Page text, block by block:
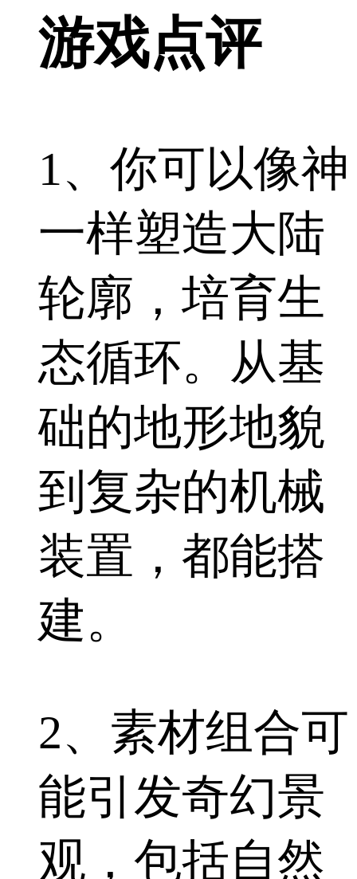
游戏点评
1、你可以像神
一样塑造大陆
轮廓，培育生
态循环。从基
础的地形地貌
到复杂的机械
装置，都能搭
建。
2、素材组合可
能引发奇幻景
观，包括自然